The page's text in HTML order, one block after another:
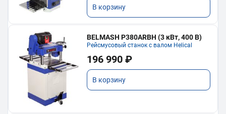
В корзину
BELMASH P380ARBH (3 кВт, 400 В)
Рейсмусовый станок с валом Helical
196 990 ₽
В корзину